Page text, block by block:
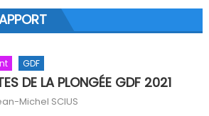
GDF
DE LA PLONGÉE GDF 2021
Michel SCIUS